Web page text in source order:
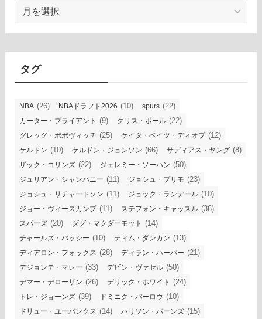
カ
イ
タグ
NBA (26) NBAドラフト2026 (10) spurs (22)
カーター・ブライアント (9) クリス・ポール (22)
グレッグ・ポポヴィッチ (25) ケイタ・ベイツ・ディオプ(12)
ケルドン (10) ケルドン・ジョンソン (66) サディアス・ヤング (8)
ザック・コリンズ (22) ジェレミー・ソーハン (50)
ジュリアン・シャンパニー (11) ジョシュ・プリモ (23)
ジョシュ・リチャードソン (11) ジョック・ランデール (10)
ジョー・ヴィースカンプ(11) ステフォン・キャッスル (36)
スパーズ (20) ダグ・マクダーモット (14)
チャールズ・バッシー (10) ティム・ダンカン (13)
ディアロン・フォックス (28) ディラン・ハーパー (21)
デジョンテ・マレー (33) デビン・ヴァセル (50)
デマー・デローザン (26) デリック・ホワイト (24)
トレ・ジョーンズ (39) ドミニク・バーロウ (10)
ドリュー・ユーバンクス (14) ハリソン・バーンズ (15)